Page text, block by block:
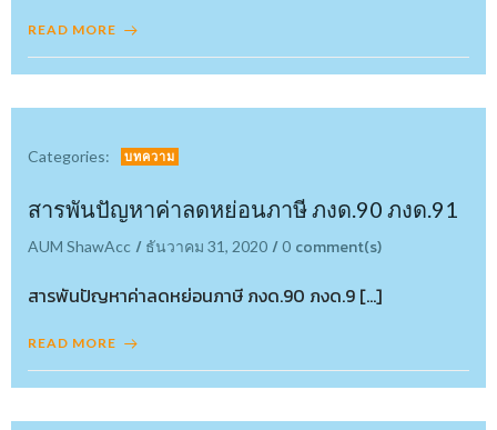
READ MORE
Categories: บทความ
สารพันปัญหาค่าลดหย่อนภาษี ภงด.90 ภงด.91
AUM ShawAcc / ธันวาคม 31, 2020 /0 comment(s)
สารพันปัญหาค่าลดหย่อนภาษี ภงด.90 ภงด.9 […]
READ MORE